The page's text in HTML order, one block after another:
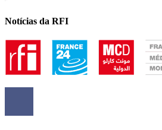
Notícias da RFI